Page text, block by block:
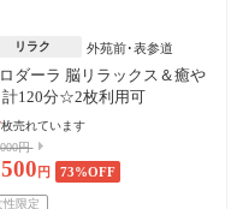
リラク 外苑前･表参道
ダーラ 脳リラックス＆癒や
計120分☆2枚利用可
枚売れています
円
円 73%OFF
性限定